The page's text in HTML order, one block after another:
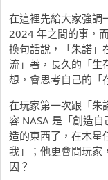
在這裡先給大家強調
2024 年之間的事，
換句話說，「朱諾」
流」著，長久的「生
想，會思考自己的「
在玩家第一次跟「朱
容 NASA 是「創造
造的東西了，在木星
我」；他更會問玩家
因？